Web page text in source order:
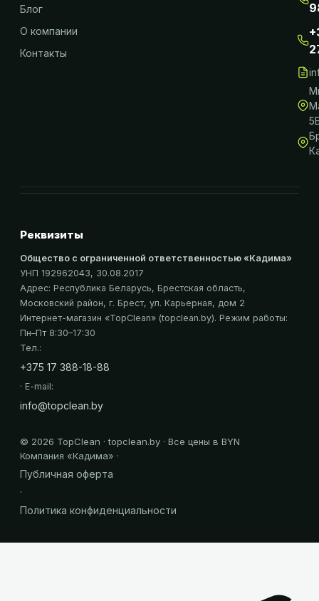
Блог
О компании
Контакты
Реквизиты
Общество с ограниченной ответственностью «Кадима»
УНП 192962043, 30.08.2017
Адрес: Республика Беларусь, Брестская область,
Московский район, г. Брест, ул. Карьерная, дом 2
Интернет-магазин «TopClean» (topclean.by). Режим работы:
Пн–Пт 8:30–17:30
Тел.:
+375 17 388-18-88
· E-mail:
info@topclean.by
© 2026 TopClean · topclean.by · Все цены в BYN
Компания «Кадима» ·
Публичная оферта
·
Политика конфиденциальности